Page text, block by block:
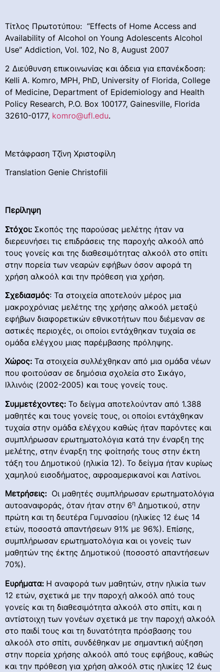
Τίτλος Πρωτοτύπου: “Effects of Home Access and
Availability of Alcohol on Young Adolescents Alcohol
Use” Addiction, Vol. 102, No 8, August 2007
2 Διεύθυνση επικοινωνίας και άδεια για επανέκδοση:
Kelli A. Komro, MPH, PhD, University of Florida, College
of Medicine, Department of Epidemiology and Health
Policy Research, P.O. Box 100177, Gainesville, Florida
32610-0177, komro@ufl.edu.
Μετάφραση Τζίνη Χριστοφίλη
Translation Genie Christofili
Περίληψη
Στόχοι: Σκοπός της παρούσας μελέτης ήταν να
διερευνήσει τις επιδράσεις της παροχής αλκοόλ από
τους γονείς και της διαθεσιμότητας αλκοόλ στο σπίτι
στην πορεία των νεαρών εφήβων όσον αφορά τη
χρήση αλκοόλ και την πρόθεση για χρήση.
Σχεδιασμός: Τα στοιχεία αποτελούν μέρος μια
μακροχρόνιας μελέτης της χρήσης αλκοόλ μεταξύ
εφήβων διαφορετικών εθνικοτήτων που διέμεναν σε
αστικές περιοχές, οι οποίοι εντάχθηκαν τυχαία σε
ομάδα ελέγχου μιας παρέμβασης πρόληψης.
Χώρος: Τα στοιχεία συλλέχθηκαν από μια ομάδα νέων
που φοιτούσαν σε δημόσια σχολεία στο Σικάγο,
Ιλλινόις (2002-2005) και τους γονείς τους.
Συμμετέχοντες: Το δείγμα αποτελούνταν από 1.388
μαθητές και τους γονείς τους, οι οποίοι εντάχθηκαν
τυχαία στην ομάδα ελέγχου καθώς ήταν παρόντες και
συμπλήρωσαν ερωτηματολόγια κατά την έναρξη της
μελέτης, στην έναρξη της φοίτησής τους στην έκτη
τάξη του Δημοτικού (ηλικία 12). Το δείγμα ήταν κυρίως
χαμηλού εισοδήματος, αφροαμερικανοί και Λατίνοι.
Μετρήσεις: Οι μαθητές συμπλήρωσαν ερωτηματολόγια
αυτοαναφοράς, όταν ήταν στην 6η Δημοτικού, στην
πρώτη και τη δευτέρα Γυμνασίου (ηλικίες 12 έως 14
ετών, ποσοστά απαντήσεων 91% με 96%). Επίσης,
συμπλήρωσαν ερωτηματολόγια και οι γονείς των
μαθητών της έκτης Δημοτικού (ποσοστό απαντήσεων
70%).
Ευρήματα: Η αναφορά των μαθητών, στην ηλικία των
12 ετών, σχετικά με την παροχή αλκοόλ από τους
γονείς και τη διαθεσιμότητα αλκοόλ στο σπίτι, και η
αντίστοιχη των γονέων σχετικά με την παροχή αλκοόλ
στο παιδί τους και τη δυνατότητα πρόσβασης του
αλκοόλ στο σπίτι, συνδέθηκαν με σημαντική αύξηση
στην πορεία χρήσης αλκοόλ από τους εφήβους, καθώς
και την πρόθεση για χρήση αλκοόλ στις ηλικίες 12 έως